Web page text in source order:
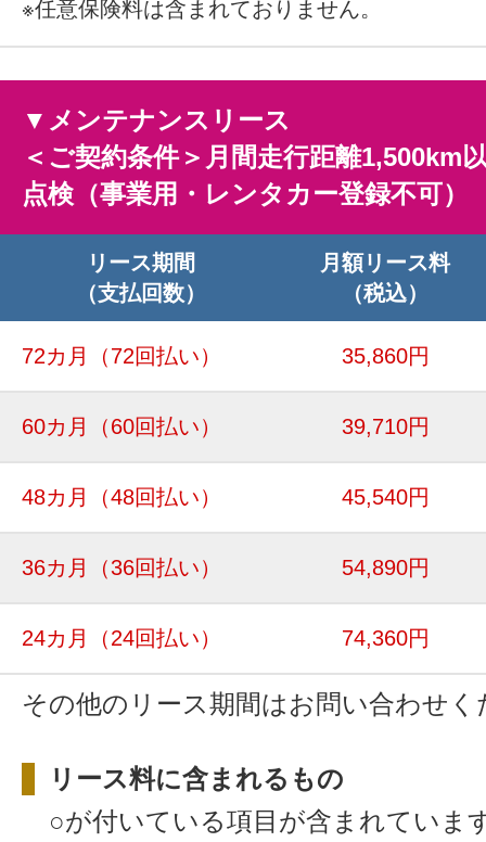
※任意保険料は含まれておりません。
▼メンテナンスリース
＜ご契約条件＞月間走行距離1,500km
点検（事業用・レンタカー登録不可）
リース期間
（支払回数）
月額リース料
（税込）
72カ月 （72回払い） 35,860円
60カ月 （60回払い） 39,710円
48カ月 （48回払い） 45,540円
36カ月 （36回払い） 54,890円
24カ月 （24回払い） 74,360円
その他のリース期間はお問い合わせく
リース料に含まれるもの
○が付いている項目が含まれていま